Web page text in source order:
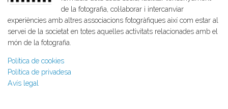
de la fotografia, col·laborar i intercanviar
experiències amb altres associacions fotogràfiques així com estar al
servei de la societat en totes aquelles activitats relacionades amb el
món de la fotografia.
Política de cookies
Política de privadesa
Avís legal